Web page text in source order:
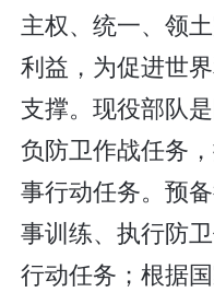
主权、统一、领
利益，为促进世
支撑。现役部队
负防卫作战任务
事行动任务。预
事训练、执行防
行动任务；根据